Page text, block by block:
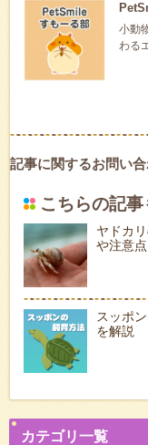
小動
わる
記事に関するお問い
こちらの記
ヤドカ
や注意
スッポ
を解説